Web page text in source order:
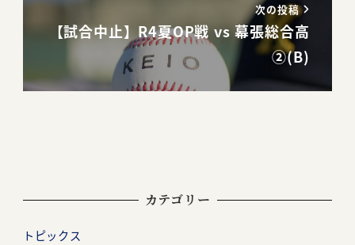
次の投稿
【試合中止】R4夏OP戦 vs 幕張総合高
②(B)
カテゴリー
トピックス